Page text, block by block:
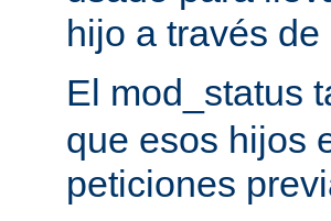
hijo a través
El mod_status
que esos hijos
peticiones